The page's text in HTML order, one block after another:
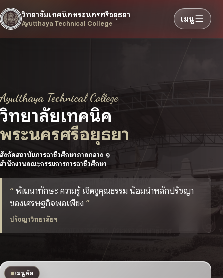
วิทยาลัยเทคนิคพระนครศรีอยุธยา
Ayutthaya Technical College
เมนู
Ayutthaya Technical College
วิทยาลัยเทคนิค
พระนครศรีอยุธยา
สังกัดสถาบันการอาชีวศึกษาภาคกลาง ๑
สำนักงานคณะกรรมการการอาชีวศึกษา
พัฒนาทักษะ ความรู้ เชิดชูคุณธรรม น้อมนำหลักปรัชญา
ของเศรษฐกิจพอเพียง
ปรัชญาวิทยาลัยฯ
เมนูลัด